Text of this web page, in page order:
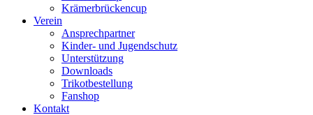
Krämerbrückencup
Verein
Ansprechpartner
Kinder- und Jugendschutz
Unterstützung
Downloads
Trikotbestellung
Fanshop
Kontakt